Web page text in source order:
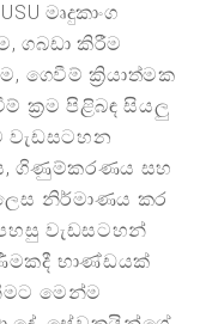
මෘදුකාංග
ගබඩා කිරීම
ගෙවීම් ක්‍රියාත්මක
ක්‍රම පිළිබඳ සියලු
වැඩසටහන
ගිණුම්කරණය සහ
නිර්මාණය කර
වැඩසටහන්
භාණ්ඩයක්
මෙන්ම